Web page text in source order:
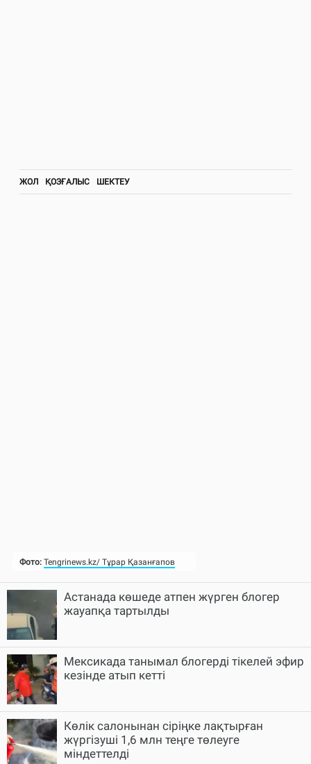
Астанада көшеде атпен жүрген блогер
жауапқа тартылды
Мексикада танымал блогерді тікелей эфир
кезінде атып кетті
Көлік салонынан сіріңке лақтырған
жүргізуші 1,6 млн теңге төлеуге
міндеттелді